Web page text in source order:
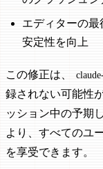
エディターの
安定性を向上
この修正は、
録されない可能性
ッション中の予期
より、すべてのユ
を享受できます。